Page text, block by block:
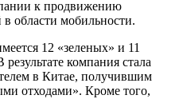
к продвижению
области мобильности.
12 «зеленых» и 11
компания стала
в Китае, получившим
отходами». Кроме того,